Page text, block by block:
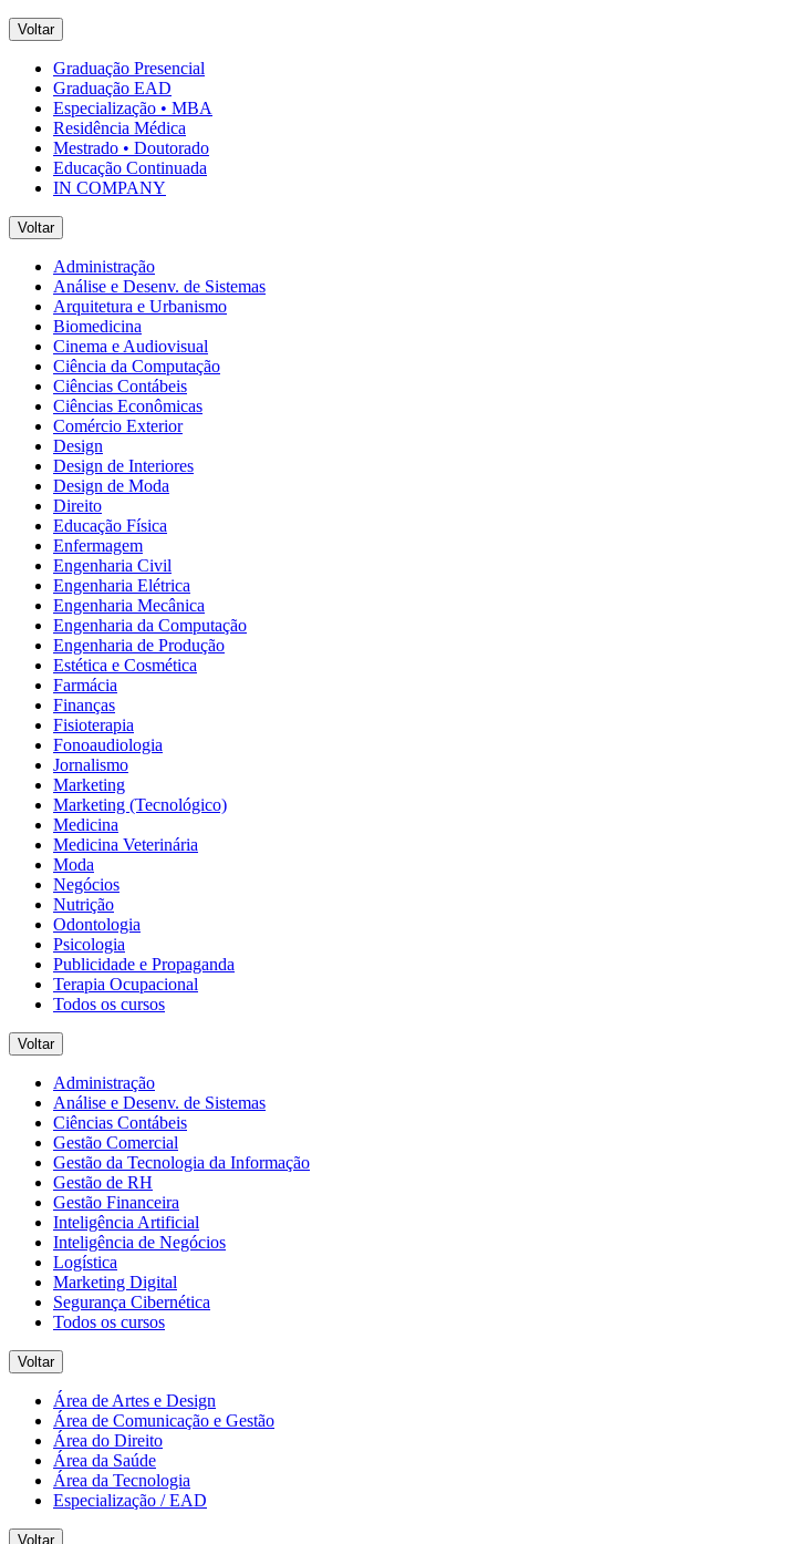
Voltar
Graduação Presencial
Graduação EAD
Especialização • MBA
Residência Médica
Mestrado • Doutorado
Educação Continuada
IN COMPANY
Voltar
Administração
Análise e Desenv. de Sistemas
Arquitetura e Urbanismo
Biomedicina
Cinema e Audiovisual
Ciência da Computação
Ciências Contábeis
Ciências Econômicas
Comércio Exterior
Design
Design de Interiores
Design de Moda
Direito
Educação Física
Enfermagem
Engenharia Civil
Engenharia Elétrica
Engenharia Mecânica
Engenharia da Computação
Engenharia de Produção
Estética e Cosmética
Farmácia
Finanças
Fisioterapia
Fonoaudiologia
Jornalismo
Marketing
Marketing (Tecnológico)
Medicina
Medicina Veterinária
Moda
Negócios
Nutrição
Odontologia
Psicologia
Publicidade e Propaganda
Terapia Ocupacional
Todos os cursos
Voltar
Administração
Análise e Desenv. de Sistemas
Ciências Contábeis
Gestão Comercial
Gestão da Tecnologia da Informação
Gestão de RH
Gestão Financeira
Inteligência Artificial
Inteligência de Negócios
Logística
Marketing Digital
Segurança Cibernética
Todos os cursos
Voltar
Área de Artes e Design
Área de Comunicação e Gestão
Área do Direito
Área da Saúde
Área da Tecnologia
Especialização / EAD
Voltar